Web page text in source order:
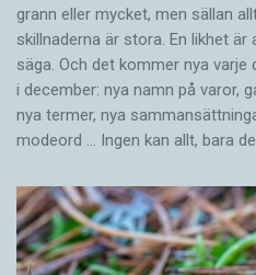
gjorde någon
hur människor talade.
De nyheter som efter
skånskan kommer
därmed svenska - inte
den kommande
Johannes Fabrins
kanske på att det som
egenartade danska
stämbandens
ett litet stopp i talet –
1600-talet. Liksom att
tala ansågs fint och
överklass.
grann eller mycket, men sällan
skillnaderna är stora. En likhet
säga. Och det kommer nya varje
i december: nya namn på varor,
nya termer, nya
modeord … Ingen kan allt, bara